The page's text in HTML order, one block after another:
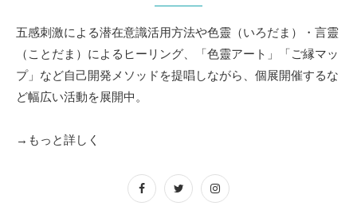
五感刺激による潜在意識活用方法や色靈（いろだま）・言靈
（ことだま）によるヒーリング、「色靈アート」「ご縁マッ
プ」など自己開発メソッドを提唱しながら、個展開催するな
ど幅広い活動を展開中。
→もっと詳しく